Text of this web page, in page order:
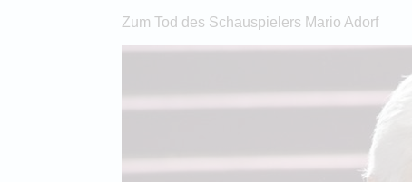
Zum Tod des Schauspielers Mario Adorf